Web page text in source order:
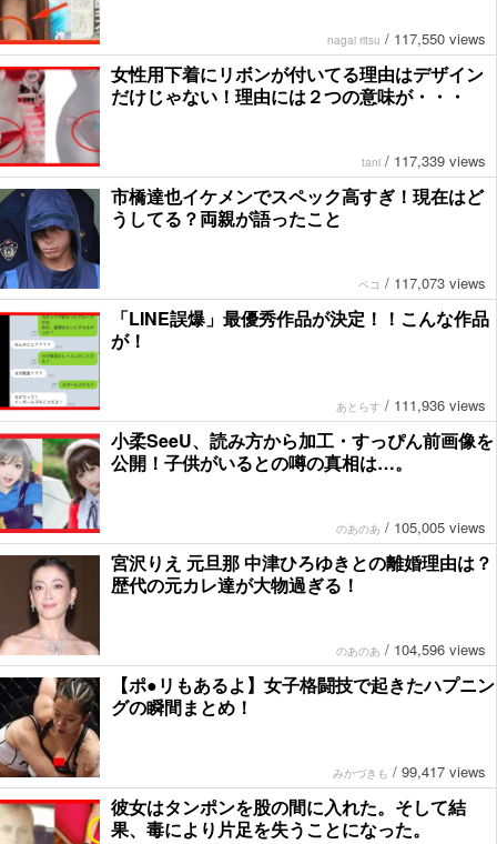
nagai ritsu / 117,550 views
女性用下着にリボンが付いてる理由はデザイン
だけじゃない！理由には２つの意味が・・・
tani / 117,339 views
市橋達也イケメンでスペック高すぎ！現在はど
うしてる？両親が語ったこと
ペコ / 117,073 views
「LINE誤爆」最優秀作品が決定！！こんな作品
が！
あとらす / 111,936 views
小柔SeeU、読み方から加工・すっぴん前画像を
公開！子供がいるとの噂の真相は…。
のあのあ / 105,005 views
宮沢りえ 元旦那 中津ひろゆきとの離婚理由は？
歴代の元カレ達が大物過ぎる！
のあのあ / 104,596 views
【ポ●リもあるよ】女子格闘技で起きたハプニン
グの瞬間まとめ！
みかづきも / 99,417 views
彼女はタンポンを股の間に入れた。そして結
果、毒により片足を失うことになった。